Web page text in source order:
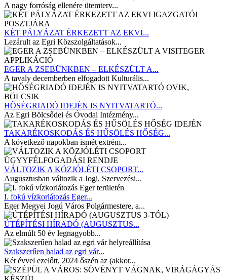
A nagy forróság ellenére ütemterv...
KÉT PÁLYÁZAT ÉRKEZETT AZ EKVI...
Lezárult az Egri Közszolgáltatások...
EGER A ZSEBÜNKBEN – ELKÉSZÜLT A...
A tavaly decemberben elfogadott Kulturális...
HŐSÉGRIADÓ IDEJÉN IS NYITVATARTÓ...
Az Egri Bölcsődei és Óvodai Intézmény...
TAKARÉKOSKODÁS ÉS HŰSÖLÉS HŐSÉG...
A következő napokban ismét extrém...
VÁLTOZIK A KÖZJÓLÉTI CSOPORT...
Augusztusban változik a Jogi, Szervezési...
I. fokú vízkorlátozás Eger...
Eger Megyei Jogú Város Polgármestere, a...
ÚTÉPÍTÉSI HÍRADÓ (AUGUSZTUS...
Az elmúlt 50 év legnagyobb...
Szakszerűen halad az egri vár...
Két évvel ezelőtt, 2024 őszén az (akkor...